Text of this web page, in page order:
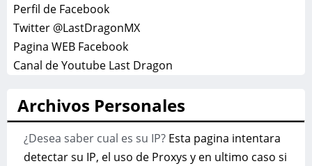
Perfil de Facebook
Twitter @LastDragonMX
Pagina WEB Facebook
Canal de Youtube Last Dragon
Archivos Personales
¿Desea saber cual es su IP?Esta pagina intentara
detectar su IP, el uso de Proxys y en ultimo caso si